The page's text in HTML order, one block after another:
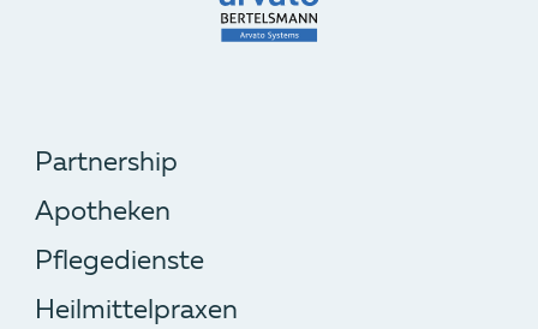
Partnership
Apotheken
Pflegedienste
Heilmittelpraxen